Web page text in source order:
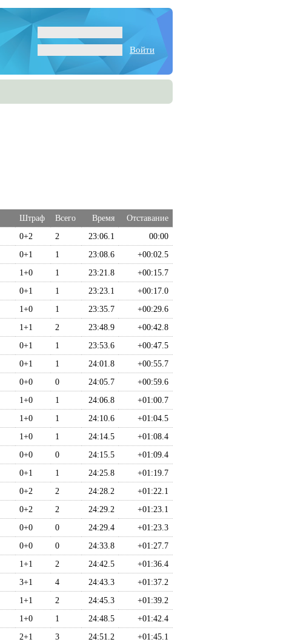
Войти
Штраф Всего Время
Отставание
0+2 2 23:06.1
00:00
0+1 1 23:08.6
+00:02.5
1+0 1 23:21.8
+00:15.7
0+1 1 23:23.1
+00:17.0
1+0 1 23:35.7
+00:29.6
1+1 2 23:48.9
+00:42.8
0+1 1 23:53.6
+00:47.5
0+1 1 24:01.8
+00:55.7
0+0 0 24:05.7
+00:59.6
1+0 1 24:06.8
+01:00.7
1+0 1 24:10.6
+01:04.5
1+0 1 24:14.5
+01:08.4
0+0 0 24:15.5
+01:09.4
0+1 1 24:25.8
+01:19.7
0+2 2 24:28.2
+01:22.1
0+2 2 24:29.2
+01:23.1
0+0 0 24:29.4
+01:23.3
0+0 0 24:33.8
+01:27.7
1+1 2 24:42.5
+01:36.4
3+1 4 24:43.3
+01:37.2
1+1 2 24:45.3
+01:39.2
1+0 1 24:48.5
+01:42.4
2+1 3 24:51.2
+01:45.1